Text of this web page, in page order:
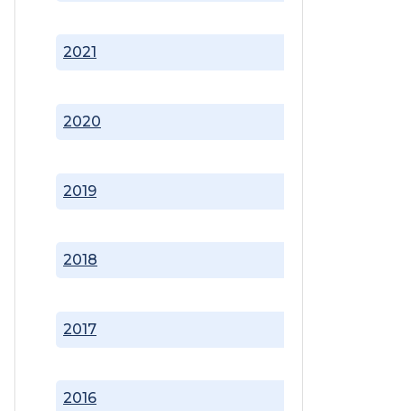
2016
2017
2018
2019
2020
2021